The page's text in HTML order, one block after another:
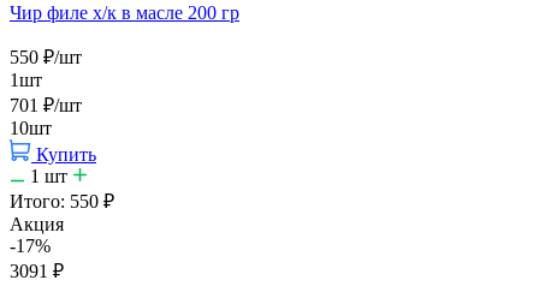
Чир филе х/к в масле 200 гр
550 ₽/шт
1шт
701 ₽/шт
10шт
Купить
1 шт
Итого: 550 ₽
Акция
-17%
3091 ₽